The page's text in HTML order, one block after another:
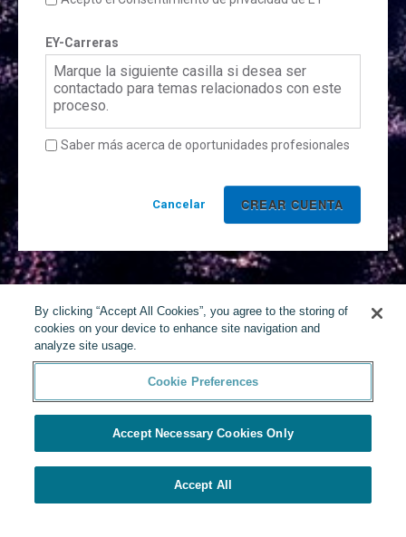
EY-Carreras
Marque la siguiente casilla si desea ser
contactado para temas relacionados con este
proceso.
Saber más acerca de oportunidades profesionales
Cancelar
By clicking “Accept All Cookies”, you agree to the storing of
cookies on your device to enhance site navigation and
analyze site usage.
Cookie Preferences
Accept Necessary Cookies Only
Accept All